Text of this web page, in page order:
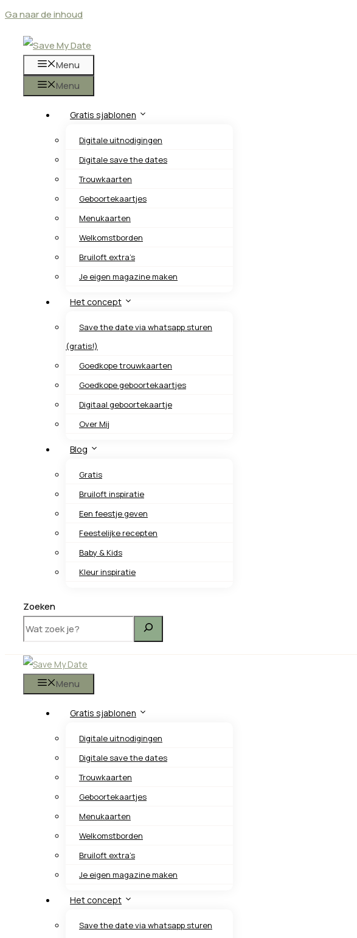
Ga naar de inhoud
Menu
Menu
Gratis sjablonen
Digitale uitnodigingen
Digitale save the dates
Trouwkaarten
Geboortekaartjes
Menukaarten
Welkomstborden
Bruiloft extra’s
Je eigen magazine maken
Het concept
Save the date via whatsapp sturen
(gratis!)
Goedkope trouwkaarten
Goedkope geboortekaartjes
Digitaal geboortekaartje
Over Mij
Blog
Gratis
Bruiloft inspiratie
Een feestje geven
Feestelijke recepten
Baby & Kids
Kleur inspiratie
Zoeken
Menu
Gratis sjablonen
Digitale uitnodigingen
Digitale save the dates
Trouwkaarten
Geboortekaartjes
Menukaarten
Welkomstborden
Bruiloft extra’s
Je eigen magazine maken
Het concept
Save the date via whatsapp sturen